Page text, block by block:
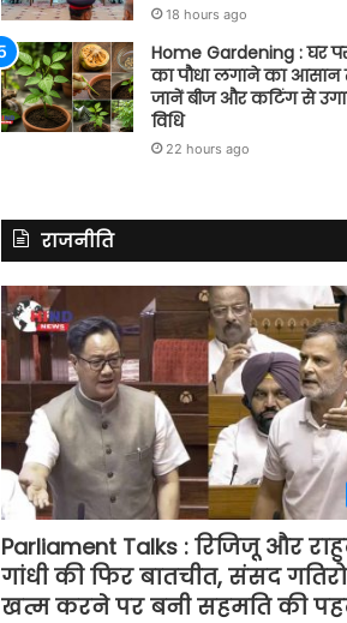
18 hours ago
Home Gardening : घर
का पौधा लगाने का आसान
जानें बीज और कटिंग से
विधि
22 hours ago
राजनीति
Parliament Talks : रिजिजू और
गांधी की फिर बातचीत, संसद
खत्म करने पर बनी सहमति की